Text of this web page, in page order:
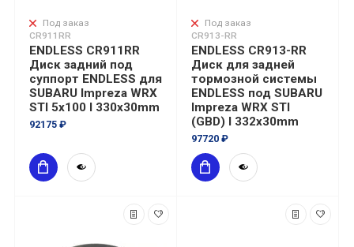
Под заказ
CR911RR
ENDLESS CR911RR
Диск задний под
суппорт ENDLESS для
SUBARU Impreza WRX
STI 5х100 I 330x30mm
92175 ₽
Под заказ
CR913-RR
ENDLESS CR913-RR
Диск для задней
тормозной системы
ENDLESS под SUBARU
Impreza WRX STI
(GBD) I 332x30mm
97720 ₽